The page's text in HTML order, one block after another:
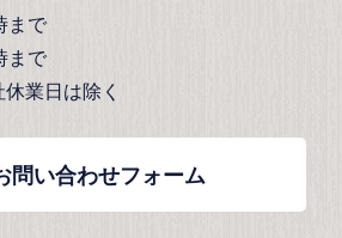
まで
まで
業日は除く
問い合わせフォーム